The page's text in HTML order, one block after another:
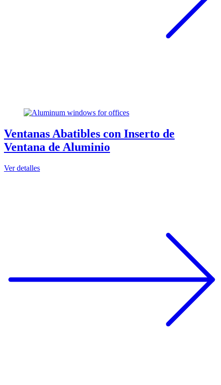
Ventanas Abatibles con Inserto de
Ventana de Aluminio
Ver detalles